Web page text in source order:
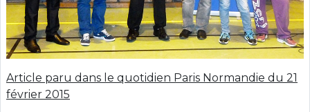
Article paru dans le quotidien Paris Normandie du 21
février 2015